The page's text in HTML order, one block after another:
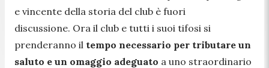
e vincente della storia del club è fuori
discussione. Ora il club e tutti i suoi tifosi si
prenderanno il tempo necessario per tributare un
saluto e un omaggio adeguato a uno straordinario